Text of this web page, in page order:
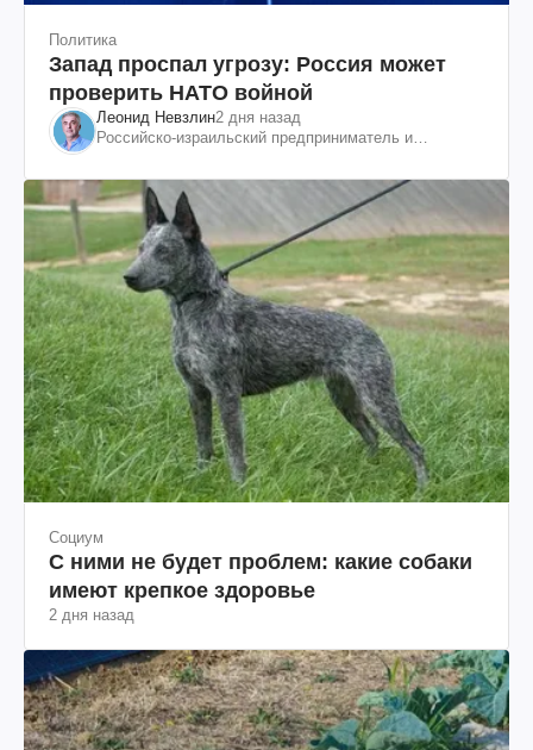
Политика
Запад проспал угрозу: Россия может
проверить НАТО войной
Леонид Невзлин2 дня назад
Российско-израильский предприниматель и
"ЮКОСа"
Социум
С ними не будет проблем: какие собаки
имеют крепкое здоровье
2 дня назад